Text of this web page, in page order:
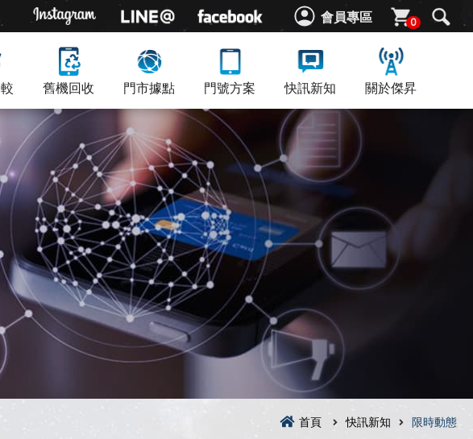
會員專區 0
舊機回收 門市據點 門號方案 快訊新知 關於傑昇
首頁 快訊新知 限時動態